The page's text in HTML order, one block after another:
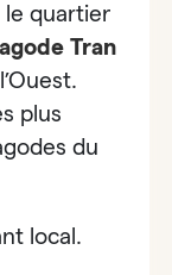
le quartier
Tran
plus
du
local.